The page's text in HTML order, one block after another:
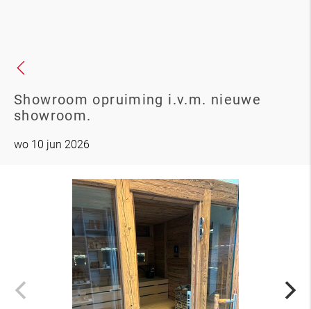
Showroom opruiming i.v.m. nieuwe
showroom.
wo 10 jun 2026